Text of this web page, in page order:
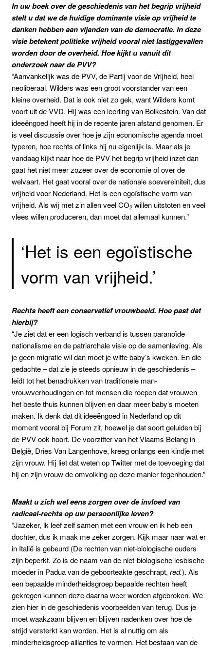
In uw boek over de geschiedenis van het begrip vrijheid
stelt u dat we de huidige dominante visie op vrijheid te
danken hebben aan vijanden van de democratie. In deze
visie betekent politieke vrijheid vooral niet lastiggevallen
worden door de overheid. Hoe kijkt u vanuit dit
onderzoek naar de PVV?
“Aanvankelijk was de PVV, de Partij voor de Vrijheid, heel
neoliberaal. Wilders was een groot voorstander van een
kleine overheid. Dat is ook niet zo gek, want Wilders komt
voort uit de VVD. Hij was een leerling van Bolkestein. Van dat
ideeëngoed heeft hij in de recente jaren afstand genomen. Er
is veel discussie over hoe je zijn economische agenda moet
typeren, hoe rechts of links hij nu eigenlijk is. Maar als je
vandaag kijkt naar hoe de PVV het begrip vrijheid inzet dan
gaat het niet meer zozeer over de economie of over de
welvaart. Het gaat vooral over de nationale soevereiniteit, dus
vrijheid voor Nederland. Het is een egoïstische vorm van
vrijheid. Als wij met z’n allen veel CO2 willen uitstoten en veel
vlees willen produceren, dan moet dat allemaal kunnen.”
‘Het is een egoïstische
vorm van vrijheid.’
Rechts heeft een conservatief vrouwbeeld. Hoe past dat
hierbij?
“Je ziet dat er een logisch verband is tussen paranoïde
nationalisme en de patriarchale visie op de samenleving. Als
je geen migratie wil dan moet je witte baby’s kweken. En die
gedachte – dat zie je steeds opnieuw in de geschiedenis –
leidt tot het benadrukken van traditionele man-
vrouwverhoudingen en tot mensen die roepen dat vrouwen
het beste thuis kunnen blijven en daar meer baby’s moeten
maken. Ik denk dat dit ideeëngoed in Nederland op dit
moment vooral bij Forum zit, hoewel je dat soort geluiden bij
de PVV ook hoort. De voorzitter van het Vlaams Belang in
België, Dries Van Langenhove, kreeg onlangs een kindje met
zijn vrouw. Hij liet dat weten op Twitter met de toevoeging dat
hij en zijn vrouw de omvolking op deze manier tegenhouden.”
Maakt u zich wel eens zorgen over de invloed van
radicaal-rechts op uw persoonlijke leven?
“Jazeker, ik leef zelf samen met een vrouw en ik heb een
dochter, dus ik maak me zeker zorgen. Kijk maar naar wat er
in Italië is gebeurd (De rechten van niet-biologische ouders
zijn beperkt. Zo is de naam van de niet-biologische lesbische
moeder in Padua van de geboorteakte geschrapt, red.). Als
een bepaalde minderheidsgroep bepaalde rechten heeft
gekregen kunnen deze daarna weer worden afgebroken. We
zien hier in de geschiedenis voorbeelden van terug. Dus je
moet waakzaam blijven en blijven nadenken over hoe de
strijd versterkt kan worden. Het is al nuttig om als
minderheidsgroep allianties te vormen. Het bestaan van de